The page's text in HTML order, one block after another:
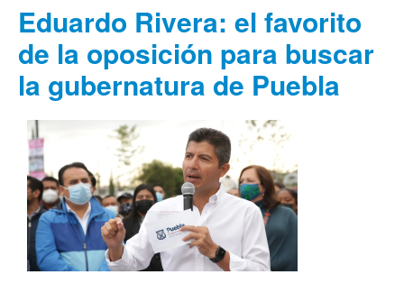
Eduardo Rivera: el favorito
de la oposición para buscar
la gubernatura de Puebla